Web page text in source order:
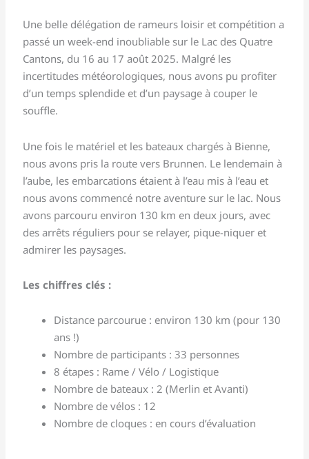
Une belle délégation de rameurs loisir et compétition a
passé un week-end inoubliable sur le Lac des Quatre
Cantons, du 16 au 17 août 2025. Malgré les
incertitudes météorologiques, nous avons pu profiter
d’un temps splendide et d’un paysage à couper le
souffle.
Une fois le matériel et les bateaux chargés à Bienne,
nous avons pris la route vers Brunnen. Le lendemain à
l’aube, les embarcations étaient à l’eau mis à l’eau et
nous avons commencé notre aventure sur le lac. Nous
avons parcouru environ 130 km en deux jours, avec
des arrêts réguliers pour se relayer, pique-niquer et
admirer les paysages.
Les chiffres clés :
Distance parcourue : environ 130 km (pour 130
ans !)
Nombre de participants : 33 personnes
8 étapes : Rame / Vélo / Logistique
Nombre de bateaux : 2 (Merlin et Avanti)
Nombre de vélos : 12
Nombre de cloques : en cours d’évaluation